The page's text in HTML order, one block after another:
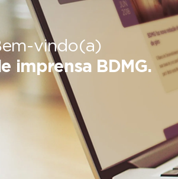
vindo(a)
imprensa BDMG.